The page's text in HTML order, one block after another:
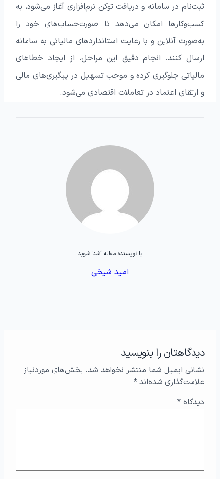
ثبت‌نام در سامانه و دریافت توکن نرم‌افزاری آغاز می‌شود، به
کسب‌وکارها امکان می‌دهد تا صورت‌حساب‌های خود را
به‌صورت آنلاین و با رعایت استانداردهای مالیاتی به سامانه
ارسال کنند. انجام دقیق این مراحل، از ایجاد خطاهای
مالیاتی جلوگیری کرده و موجب تسهیل در پیگیری‌های مالی
و ارتقای اعتماد در تعاملات اقتصادی می‌شود.
با نویسنده مقاله آشنا شوید
امید شیخی
دیدگاهتان را بنویسید
نشانی ایمیل شما منتشر نخواهد شد. بخش‌های موردنیاز
علامت‌گذاری شده‌اند *
دیدگاه *